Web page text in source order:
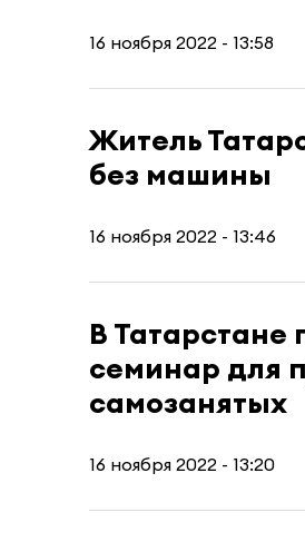
16 ноября 2022 - 13:58
Житель
без машины
16 ноября 2022 - 13:46
В Татарстане
семинар для
самозанятых
16 ноября 2022 - 13:20